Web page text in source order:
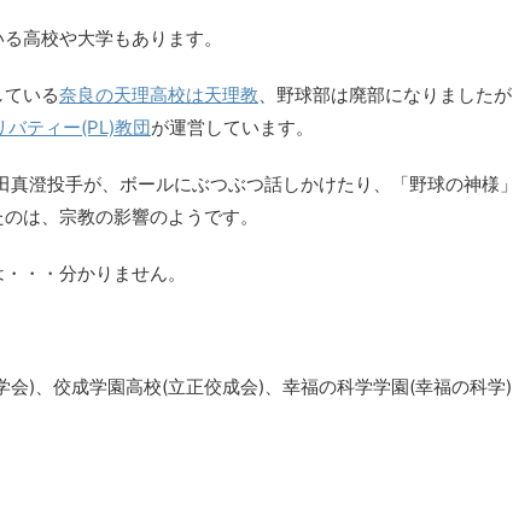
高校や大学もあります。
いる奈良の天理高校は天理教 、野球部は廃部になりましたが
バティー(PL)教団が運営しています。
澄投手が、ボールにぶつぶつ話しかけたり、「野球の神様」
は、宗教の影響のようです。
・・分かりません。
会)、佼成学園高校(立正佼成会)、幸福の科学学園(幸福の科学)